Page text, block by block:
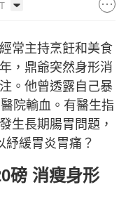
常主持烹飪和美食
，鼎爺突然身形消
。他曾透露自己暴
院輸血。有醫生指
生長期腸胃問題，
紓緩胃炎胃痛？
磅 消瘦身形